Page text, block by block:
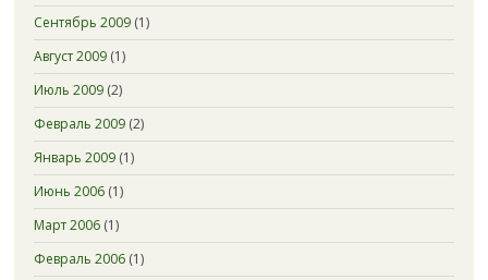
Сентябрь 2009(1)
Август 2009(1)
Июль 2009(2)
Февраль 2009(2)
Январь 2009(1)
Июнь 2006(1)
Март 2006(1)
Февраль 2006(1)